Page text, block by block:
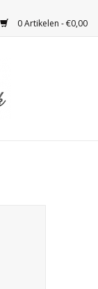
0 Artikelen - €0,00